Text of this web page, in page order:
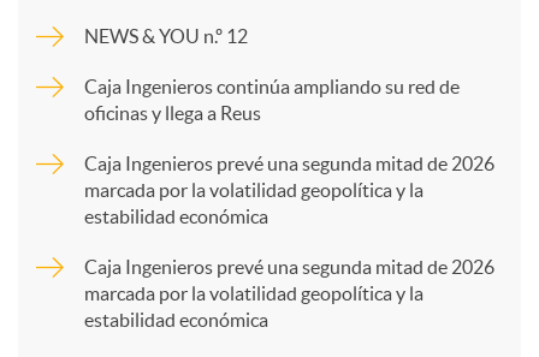
p
a
NEWS & YOU n.º 12
Caja Ingenieros continúa ampliando su red de
oficinas y llega a Reus
Caja Ingenieros prevé una segunda mitad de 2026
marcada por la volatilidad geopolítica y la
estabilidad económica
Caja Ingenieros prevé una segunda mitad de 2026
marcada por la volatilidad geopolítica y la
estabilidad económica